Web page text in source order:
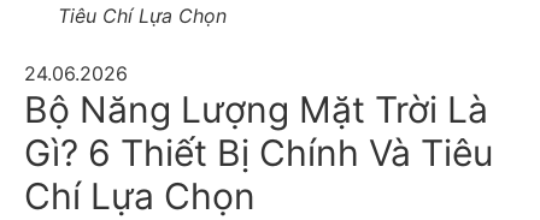
Tiêu Chí Lựa Chọn
24.06.2026
Bộ Năng Lượng Mặt Trời Là
Gì? 6 Thiết Bị Chính Và Tiêu
Chí Lựa Chọn